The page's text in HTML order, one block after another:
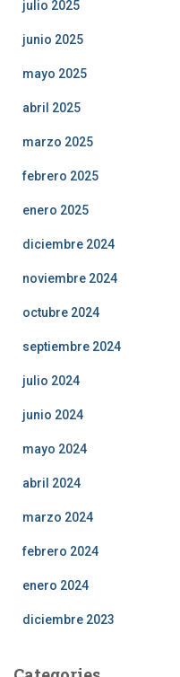
julio 2025
junio 2025
mayo 2025
abril 2025
marzo 2025
febrero 2025
enero 2025
diciembre 2024
noviembre 2024
octubre 2024
septiembre 2024
julio 2024
junio 2024
mayo 2024
abril 2024
marzo 2024
febrero 2024
enero 2024
diciembre 2023